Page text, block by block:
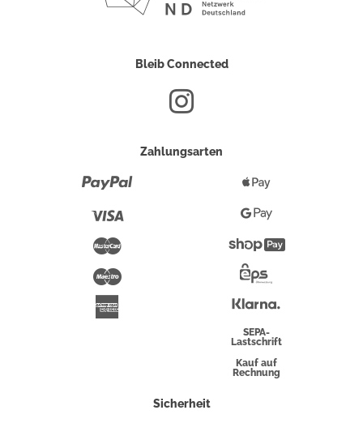
Bleib Connected
Zahlungsarten
Maestro
Pay
Google
Pay
Überweisung
SEPA-
Lastschrift
Kauf auf
Rechnung
Sicherheit